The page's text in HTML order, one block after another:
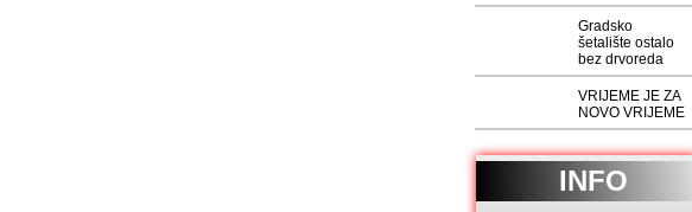
Gradsko
šetalište ostalo
bez drvoreda
VRIJEME JE ZA
NOVO VRIJEME
INFO